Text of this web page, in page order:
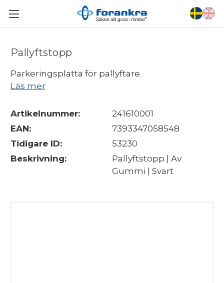
Pallyftstopp
Parkeringsplatta för pallyftare.
Läs mer
Artikelnummer:
241610001
EAN:
7393347058548
Tidigare ID:
53230
Beskrivning:
Pallyftstopp | Av
Gummi | Svart